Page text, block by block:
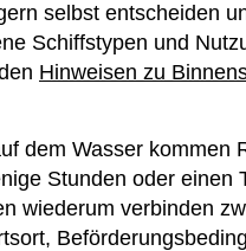
selbst entscheiden
Schiffstypen und
Hinweisen zu
dem Wasser kommen
Stunden oder einen
wiederum verbinden